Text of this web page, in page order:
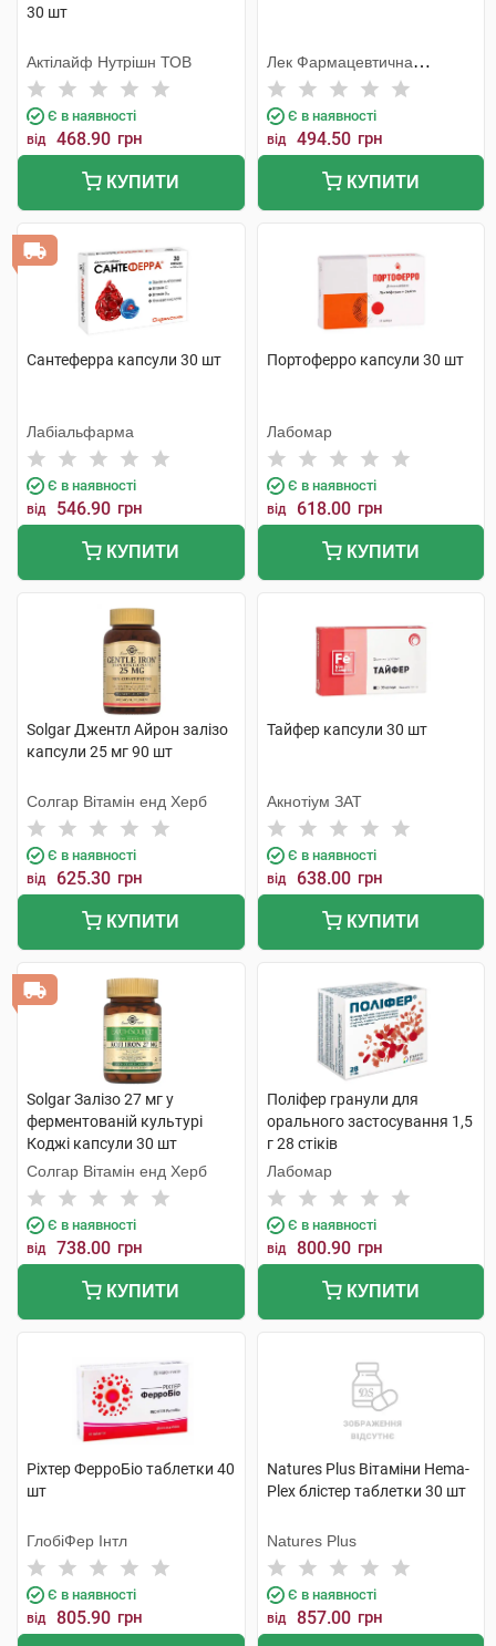
30 шт
Актілайф Нутрішн ТОВ
Є в наявності
від 468.90 грн
КУПИТИ
Лек Фармацевтична
компанія
Є в наявності
від 494.50 грн
КУПИТИ
Сантеферра капсули 30 шт
Лабіальфарма
Є в наявності
від 546.90 грн
КУПИТИ
Портоферро капсули 30 шт
Лабомар
Є в наявності
від 618.00 грн
КУПИТИ
Solgar Джентл Айрон залізо
капсули 25 мг 90 шт
Солгар Вітамін енд Херб
Є в наявності
від 625.30 грн
КУПИТИ
Тайфер капсули 30 шт
Акнотіум ЗАТ
Є в наявності
від 638.00 грн
КУПИТИ
Solgar Залізо 27 мг у
ферментованій культурі
Коджі капсули 30 шт
Солгар Вітамін енд Херб
Є в наявності
від 738.00 грн
КУПИТИ
Поліфер гранули для
орального застосування 1,5
г 28 стіків
Лабомар
Є в наявності
від 800.90 грн
КУПИТИ
Ріхтер ФерроБіо таблетки 40
шт
ГлобіФер Інтл
Є в наявності
від 805.90 грн
Natures Plus Вітаміни Hema-
Plex блістер таблетки 30 шт
Natures Plus
Є в наявності
від 857.00 грн